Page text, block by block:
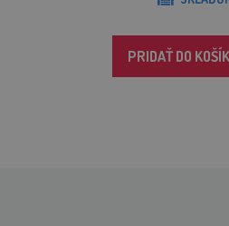
PRIDAŤ DO